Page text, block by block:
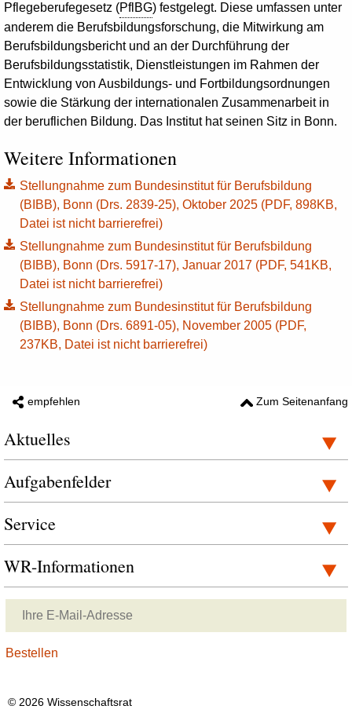
Pflegeberufegesetz (PflBG) festgelegt. Diese umfassen unter
anderem die Berufsbildungsforschung, die Mitwirkung am
Berufsbildungs­bericht und an der Durchführung der
Berufsbildungsstatistik, Dienstleistungen im Rahmen der
Entwicklung von Ausbildungs- und Fortbildungsordnungen
sowie die Stärkung der internationalen Zusammenarbeit in
der beruflichen Bildung. Das Institut hat seinen Sitz in Bonn.
Weitere Informationen
Stellungnahme zum Bundesinstitut für Berufsbildung
(BIBB), Bonn (Drs. 2839-25), Oktober 2025 (PDF, 898KB,
Datei ist nicht barrierefrei)
Stellungnahme zum Bundesinstitut für Berufsbildung
(BIBB), Bonn (Drs. 5917-17), Januar 2017 (PDF, 541KB,
Datei ist nicht barrierefrei)
Stellungnahme zum Bundesinstitut für Berufsbildung
(BIBB), Bonn (Drs. 6891-05), November 2005 (PDF,
237KB, Datei ist nicht barrierefrei)
empfehlen Zum Seitenanfang
Aktuelles
Aufgabenfelder
Service
WR-Informationen
© 2026 Wissenschaftsrat